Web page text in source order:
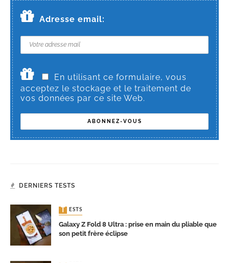
Adresse email:
En utilisant ce formulaire, vous
acceptez le stockage et le traitement de
vos données par ce site Web.
DERNIERS TESTS
TESTS
Galaxy Z Fold 8 Ultra : prise en main du pliable que
son petit frère éclipse